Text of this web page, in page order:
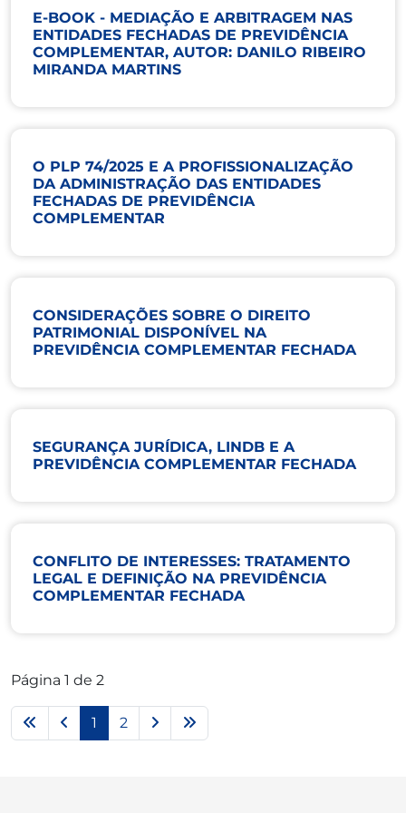
E-BOOK - MEDIAÇÃO E ARBITRAGEM NAS
ENTIDADES FECHADAS DE PREVIDÊNCIA
COMPLEMENTAR, AUTOR: DANILO RIBEIRO
MIRANDA MARTINS
O PLP 74/2025 E A PROFISSIONALIZAÇÃO
DA ADMINISTRAÇÃO DAS ENTIDADES
FECHADAS DE PREVIDÊNCIA
COMPLEMENTAR
CONSIDERAÇÕES SOBRE O DIREITO
PATRIMONIAL DISPONÍVEL NA
PREVIDÊNCIA COMPLEMENTAR FECHADA
SEGURANÇA JURÍDICA, LINDB E A
PREVIDÊNCIA COMPLEMENTAR FECHADA
CONFLITO DE INTERESSES: TRATAMENTO
LEGAL E DEFINIÇÃO NA PREVIDÊNCIA
COMPLEMENTAR FECHADA
Página 1 de 2
1 2